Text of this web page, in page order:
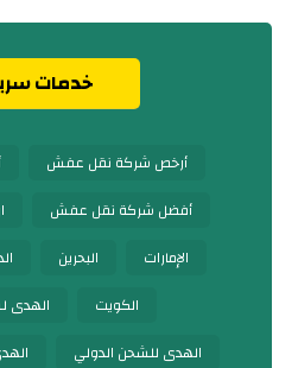
خدمات
أرخص شركة نقل عفش
أفضل شركة نقل عفش
الإمارات
البحرين
الكويت
الهدى
الهدى للشحن الدولي